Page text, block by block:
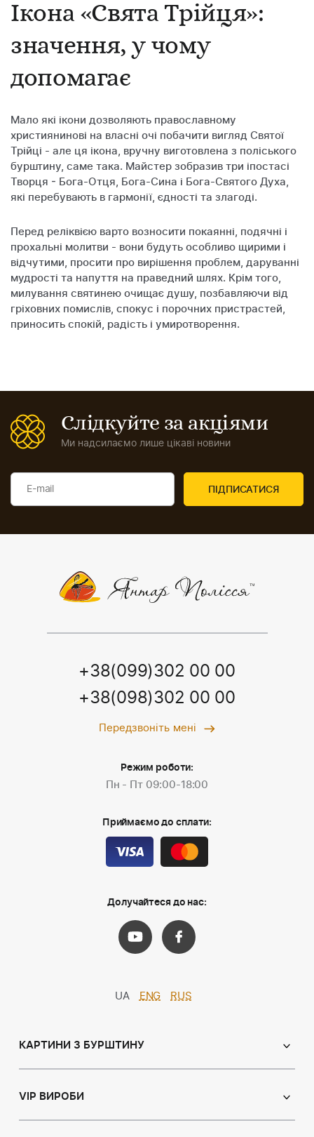
Ікона «Свята Трійця»:
значення, у чому
допомагає
Мало які ікони дозволяють православному
християнинові на власні очі побачити вигляд Святої
Трійці - але ця ікона, вручну виготовлена з поліського
бурштину, саме така. Майстер зобразив три іпостасі
Творця - Бога-Отця, Бога-Сина і Бога-Святого Духа,
які перебувають в гармонії, єдності та злагоді.
Перед реліквією варто возносити покаянні, подячні і
прохальні молитви - вони будуть особливо щирими і
відчутими, просити про вирішення проблем, даруванні
мудрості та напуття на праведний шлях. Крім того,
милування святинею очищає душу, позбавляючи від
гріховних помислів, спокус і порочних пристрастей,
приносить спокій, радість і умиротворення.
Слідкуйте за акціями
Ми надсилаємо лише цікаві новини
+38(099)302 00 00
+38(098)302 00 00
Передзвоніть мені
Режим роботи:
Пн - Пт 09:00-18:00
Приймаємо до сплати:
Долучайтеся до нас:
UA ENG RUS
КАРТИНИ З БУРШТИНУ
Іменні ікони
VIP ВИРОБИ